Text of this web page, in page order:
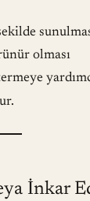
olması
İnkar